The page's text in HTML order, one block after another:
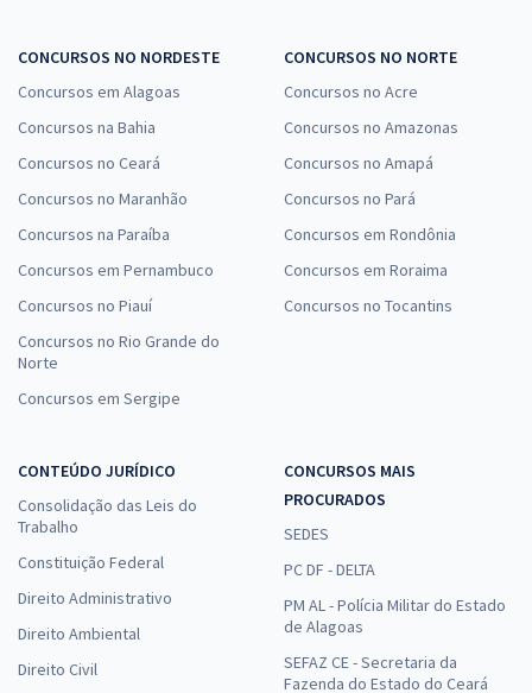
CONCURSOS NO NORDESTE
Concursos em Alagoas
Concursos na Bahia
Concursos no Ceará
Concursos no Maranhão
Concursos na Paraíba
Concursos em Pernambuco
Concursos no Piauí
Concursos no Rio Grande do
Norte
Concursos em Sergipe
CONCURSOS NO NORTE
Concursos no Acre
Concursos no Amazonas
Concursos no Amapá
Concursos no Pará
Concursos em Rondônia
Concursos em Roraima
Concursos no Tocantins
CONTEÚDO JURÍDICO
Consolidação das Leis do
Trabalho
Constituição Federal
Direito Administrativo
Direito Ambiental
Direito Civil
CONCURSOS MAIS
PROCURADOS
SEDES
PC DF - DELTA
PM AL - Polícia Militar do Estado
de Alagoas
SEFAZ CE - Secretaria da
Fazenda do Estado do Ceará